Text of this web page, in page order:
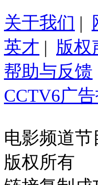
关于我们 |
英才 | 版权
帮助与反馈
CCTV6广
电影频道
版权所有